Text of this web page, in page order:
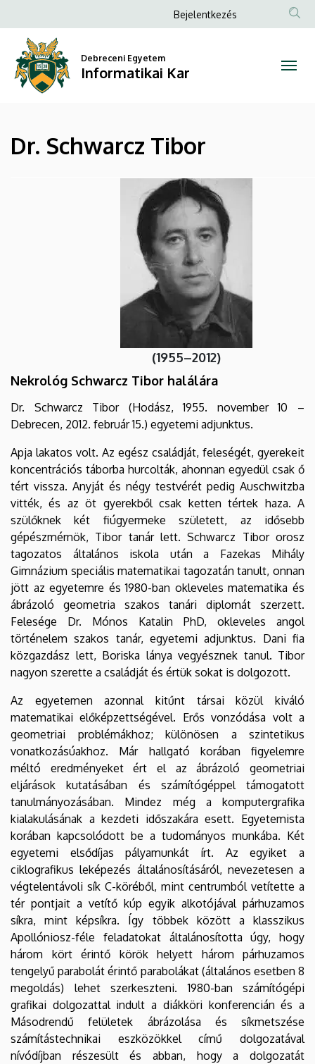
Schwarcz
Tibor
Informatikai
Kar
a
tartalomra
Anonim
menüje
Bejelentkezés
Debreceni Egyetem
Informatikai Kar
Dr. Schwarcz Tibor
(1955–2012)
Nekrológ Schwarcz Tibor halálára
Dr. Schwarcz Tibor (Hodász, 1955. november 10 –
Debrecen, 2012. február 15.) egyetemi adjunktus.
Apja lakatos volt. Az egész családját, feleségét, gyerekeit
koncentrációs táborba hurcolták, ahonnan egyedül csak ő
tért vissza. Anyját és négy testvérét pedig Auschwitzba
vitték, és az öt gyerekből csak ketten tértek haza. A
szülőknek két fiúgyermeke született, az idősebb
gépészmérnök, Tibor tanár lett. Schwarcz Tibor orosz
tagozatos általános iskola után a Fazekas Mihály
Gimnázium speciális matematikai tagozatán tanult, onnan
jött az egyetemre és 1980-ban okleveles matematika és
ábrázoló geometria szakos tanári diplomát szerzett.
Felesége Dr. Mónos Katalin PhD, okleveles angol
történelem szakos tanár, egyetemi adjunktus. Dani fia
közgazdász lett, Boriska lánya vegyésznek tanul. Tibor
nagyon szerette a családját és értük sokat is dolgozott.
Az egyetemen azonnal kitűnt társai közül kiváló
matematikai előképzettségével. Erős vonzódása volt a
geometriai problémákhoz; különösen a szintetikus
vonatkozásúakhoz. Már hallgató korában figyelemre
méltó eredményeket ért el az ábrázoló geometriai
eljárások kutatásában és számítógéppel támogatott
tanulmányozásában. Mindez még a komputergrafika
kialakulásának a kezdeti időszakára esett. Egyetemista
korában kapcsolódott be a tudományos munkába. Két
egyetemi elsődíjas pályamunkát írt. Az egyiket a
ciklografikus leképezés általánosításáról, nevezetesen a
végtelentávoli sík C-köréből, mint centrumból vetítette a
tér pontjait a vetítő kúp egyik alkotójával párhuzamos
síkra, mint képsíkra. Így többek között a klasszikus
Apollóniosz-féle feladatokat általánosította úgy, hogy
három kört érintő körök helyett három párhuzamos
tengelyű parabolát érintő parabolákat (általános esetben 8
megoldás) lehet szerkeszteni. 1980-ban számítógépi
grafikai dolgozattal indult a diákköri konferencián és a
Másodrendű felületek ábrázolása és síkmetszése
számítástechnikai eszközökkel című dolgozatával
nívódíjban részesült és abban, hogy a dolgozatát